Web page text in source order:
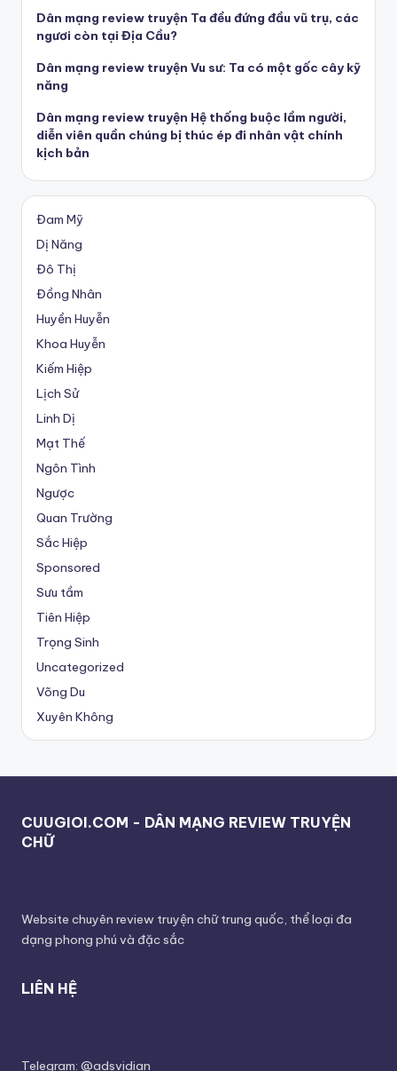
Dân mạng review truyện Ta đều đứng đầu vũ trụ, các
ngươi còn tại Địa Cầu?
Dân mạng review truyện Vu sư: Ta có một gốc cây kỹ
năng
Dân mạng review truyện Hệ thống buộc lầm người,
diễn viên quần chúng bị thúc ép đi nhân vật chính
kịch bản
Đam Mỹ
Dị Năng
Đô Thị
Đồng Nhân
Huyền Huyễn
Khoa Huyễn
Kiếm Hiệp
Lịch Sử
Linh Dị
Mạt Thế
Ngôn Tình
Ngược
Quan Trường
Sắc Hiệp
Sponsored
Sưu tầm
Tiên Hiệp
Trọng Sinh
Uncategorized
Võng Du
Xuyên Không
CUUGIOI.COM - DÂN MẠNG REVIEW TRUYỆN
CHỮ
Website chuyên review truyện chữ trung quốc, thể loại đa
dạng phong phú và đặc sắc
LIÊN HỆ
Telegram: @adsvidian